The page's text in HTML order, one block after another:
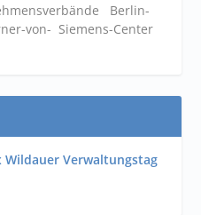
Berlin-
von- Siemens-Center
Verwaltungstag